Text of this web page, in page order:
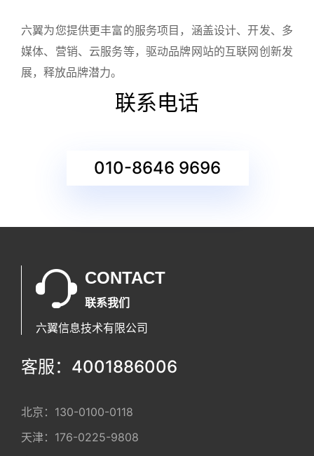
六翼为您提供更丰富的服务项目，涵盖设计、开发、多
媒体、营销、云服务等，驱动品牌网站的互联网创新发
展，释放品牌潜力。
联系电话
010-8646 9696
CONTACT
联系我们
六翼信息技术有限公司
客服：4001886006
北京： 130-0100-0118
天津： 176-0225-9808